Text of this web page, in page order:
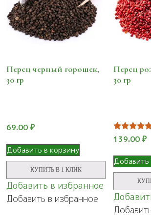
Перец черный горошек,
30 гр
69.00 ₽
Добавить в корзину
КУПИТЬ В 1 КЛИК
Добавить в избранное
Добавить в избранное
Перец
30 гр
Оценка
5.00
139.00₽
Добавить